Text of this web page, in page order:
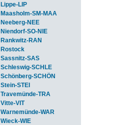
Lippe-LIP
Maasholm-SM-MAA
Neeberg-NEE
Niendorf-SO-NIE
Rankwitz-RAN
Rostock
Sassnitz-SAS
Schleswig-SCHLE
Schönberg-SCHÖN
Stein-STEI
Travemünde-TRA
Vitte-VIT
Warnemünde-WAR
Wieck-WIE